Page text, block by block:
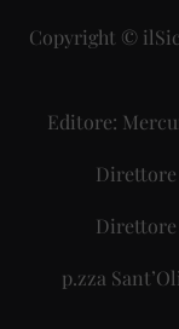
Copyright ©
Editore:
Direttore
p.zza